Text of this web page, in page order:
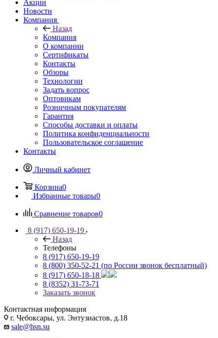
Акции
Новости
Компания
Назад
Компания
О компании
Сертификаты
Контакты
Обзоры
Технологии
Задать вопрос
Оптовикам
Розничным покупателям
Гарантия
Способы доставки и оплаты
Политика конфиденциальности
Пользовательское соглашение
Контакты
Личный кабинет
Корзина0
Избранные товары0
Сравнение товаров0
8 (917) 650-19-19
Назад
Телефоны
8 (917) 650-19-19
8 (800) 350-52-21 (по России звонок бесплатный)
8 (917) 650-18-18
8 (8352) 31-73-71
Заказать звонок
Контактная информация
г. Чебоксары, ул. Энтузиастов, д.18
sale@hsn.su